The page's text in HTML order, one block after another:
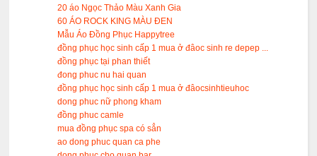
20 áo Ngọc Thảo Màu Xanh Gia
60 ÁO ROCK KING MÀU ĐEN
Mẫu Áo Đồng Phục Happytree
đồng phục học sinh cấp 1 mua ở đâoc sinh re depep ...
đồng phục tại phan thiết
đong phuc nu hai quan
đồng phục học sinh cấp 1 mua ở đâocsinhtieuhoc
dong phuc nữ phong kham
đồng phuc camle
mua đồng phục spa có sẳn
ao dong phuc quan ca phe